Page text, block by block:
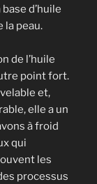
d’huile
la peau.
de l’huile
point fort.
et,
elle a un
à froid
qui
les
processus